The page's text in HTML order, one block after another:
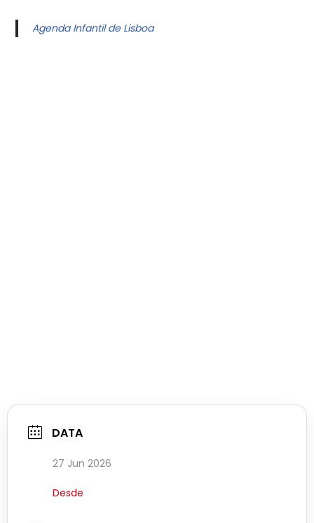
Agenda Infantil de Lisboa
DATA
27 Jun 2026
Desde